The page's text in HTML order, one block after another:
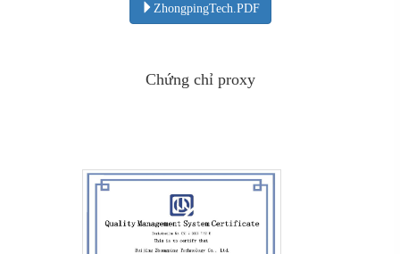
ZhongpingTech.PDF
Chứng chỉ proxy